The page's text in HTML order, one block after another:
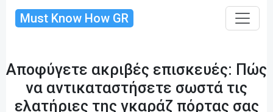
Must Know How GR
Αποφύγετε ακριβές επισκευές: Πώς
να αντικαταστήσετε σωστά τις
ελατήριες της γκαράζ πόρτας σας